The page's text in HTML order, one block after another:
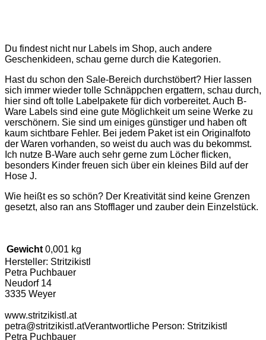
Du findest nicht nur Labels im Shop, auch andere
Geschenkideen, schau gerne durch die Kategorien.
Hast du schon den Sale-Bereich durchstöbert? Hier lassen
sich immer wieder tolle Schnäppchen ergattern, schau durch,
hier sind oft tolle Labelpakete für dich vorbereitet. Auch B-
Ware Labels sind eine gute Möglichkeit um seine Werke zu
verschönern. Sie sind um einiges günstiger und haben oft
kaum sichtbare Fehler. Bei jedem Paket ist ein Originalfoto
der Waren vorhanden, so weist du auch was du bekommst.
Ich nutze B-Ware auch sehr gerne zum Löcher flicken,
besonders Kinder freuen sich über ein kleines Bild auf der
Hose J.
Wie heißt es so schön? Der Kreativität sind keine Grenzen
gesetzt, also ran ans Stofflager und zauber dein Einzelstück.
Gewicht 0,001 kg
Hersteller: Stritzikistl
Petra Puchbauer
Neudorf 14
3335 Weyer
www.stritzikistl.at
petra@stritzikistl.atVerantwortliche Person: Stritzikistl
Petra Puchbauer